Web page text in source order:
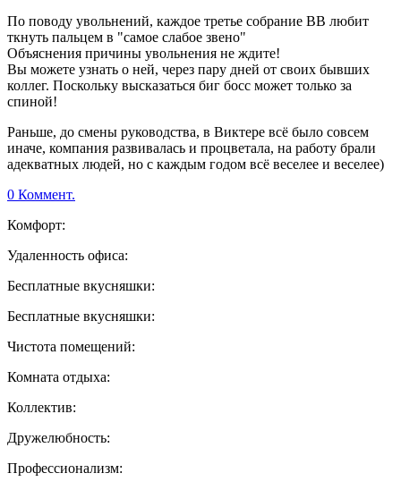
По поводу увольнений, каждое третье собрание ВВ любит
ткнуть пальцем в "самое слабое звено"
Объяснения причины увольнения не ждите!
Вы можете узнать о ней, через пару дней от своих бывших
коллег. Поскольку высказаться биг босс может только за
спиной!
Раньше, до смены руководства, в Виктере всё было совсем
иначе, компания развивалась и процветала, на работу брали
адекватных людей, но с каждым годом всё веселее и веселее)
0 Коммент.
Комфорт:
Удаленность офиса:
Бесплатные вкусняшки:
Бесплатные вкусняшки:
Чистота помещений:
Комната отдыха:
Коллектив:
Дружелюбность:
Профессионализм: